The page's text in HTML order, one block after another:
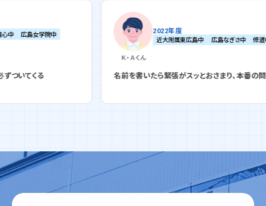
2022年度
近大附属東広島中 広島なぎさ中 修道中
名前を書いたら緊張がスッとおさまり、本番の問題を解けた